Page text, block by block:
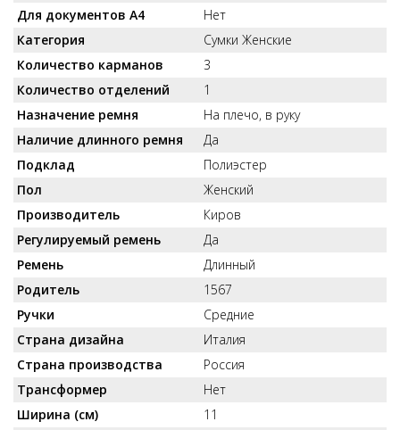
Для документов А4
Нет
Категория
Сумки Женские
Количество карманов
3
Количество отделений
1
Назначение ремня
На плечо, в руку
Наличие длинного ремня
Да
Подклад
Полиэстер
Пол
Женский
Производитель
Киров
Регулируемый ремень
Да
Ремень
Длинный
Родитель
1567
Ручки
Средние
Страна дизайна
Италия
Страна производства
Россия
Трансформер
Нет
Ширина (см)
11